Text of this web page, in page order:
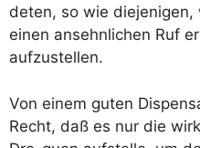
de­ten, so wie
einen ansehn­li­chen Ruf
aufzustellen.
Von einem guten
Recht, daß es nur die